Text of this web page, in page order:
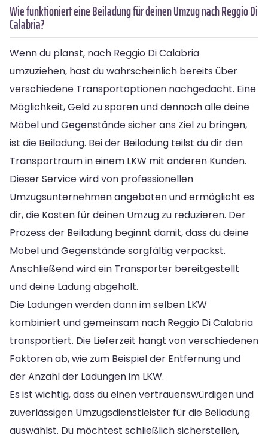
Wie funktioniert eine Beiladung für deinen Umzug nach Reggio Di
Calabria?
Wenn du planst, nach Reggio Di Calabria
umzuziehen, hast du wahrscheinlich bereits über
verschiedene Transportoptionen nachgedacht. Eine
Möglichkeit, Geld zu sparen und dennoch alle deine
Möbel und Gegenstände sicher ans Ziel zu bringen,
ist die Beiladung. Bei der Beiladung teilst du dir den
Transportraum in einem LKW mit anderen Kunden.
Dieser Service wird von professionellen
Umzugsunternehmen angeboten und ermöglicht es
dir, die Kosten für deinen Umzug zu reduzieren. Der
Prozess der Beiladung beginnt damit, dass du deine
Möbel und Gegenstände sorgfältig verpackst.
Anschließend wird ein Transporter bereitgestellt
und deine Ladung abgeholt.
Die Ladungen werden dann im selben LKW
kombiniert und gemeinsam nach Reggio Di Calabria
transportiert. Die Lieferzeit hängt von verschiedenen
Faktoren ab, wie zum Beispiel der Entfernung und
der Anzahl der Ladungen im LKW.
Es ist wichtig, dass du einen vertrauenswürdigen und
zuverlässigen Umzugsdienstleister für die Beiladung
auswählst. Du möchtest schließlich sicherstellen,